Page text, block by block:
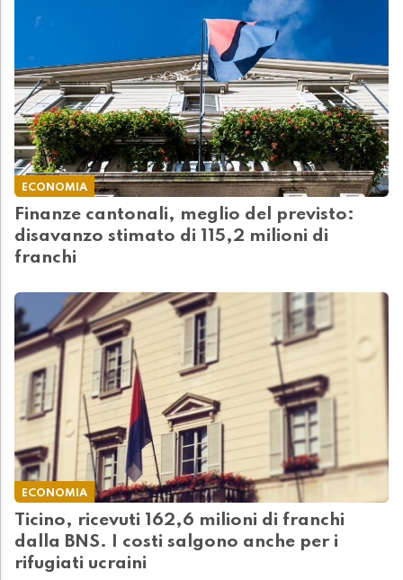
ECONOMIA
Finanze cantonali, meglio del previsto:
disavanzo stimato di 115,2 milioni di
franchi
ECONOMIA
Ticino, ricevuti 162,6 milioni di franchi
dalla BNS. I costi salgono anche per i
rifugiati ucraini